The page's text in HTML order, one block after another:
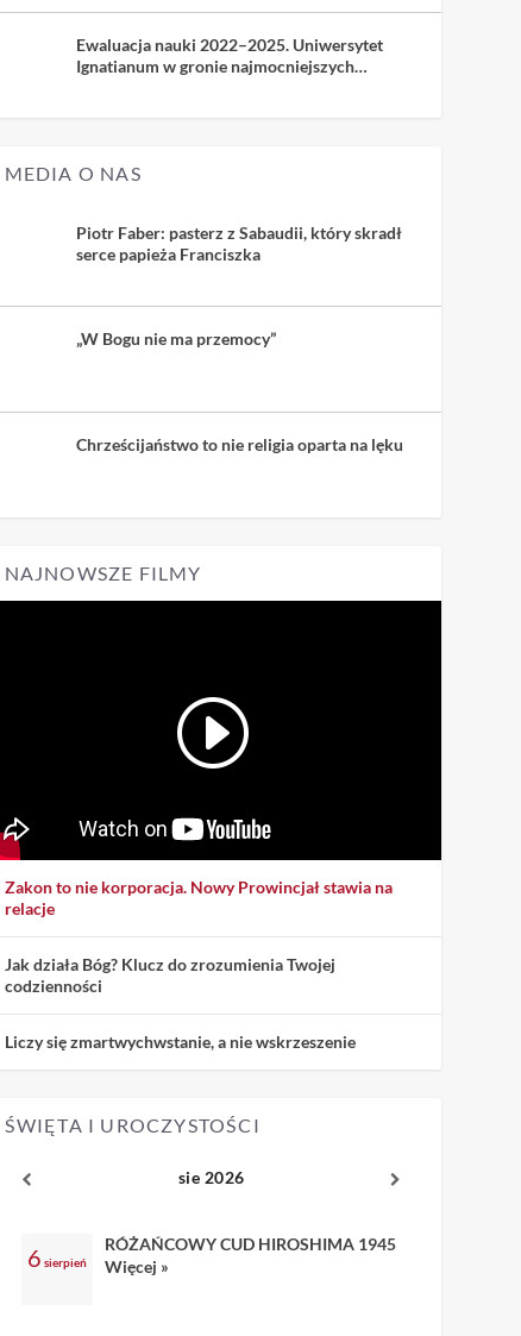
Ewaluacja nauki 2022–2025. Uniwersytet
Ignatianum w gronie najmocniejszych
MEDIA O NAS
Piotr Faber: pasterz z Sabaudii, który skradł
serce papieża Franciszka
„W Bogu nie ma przemocy”
Chrześcijaństwo to nie religia oparta na lęku
NAJNOWSZE FILMY
Zakon to nie korporacja. Nowy Prowincjał stawia na
relacje
Jak działa Bóg? Klucz do zrozumienia Twojej
codzienności
Liczy się zmartwychwstanie, a nie wskrzeszenie
ŚWIĘTA I UROCZYSTOŚCI
sie 2026
6 sierpień
RÓŻAŃCOWY CUD HIROSHIMA 1945
Więcej »